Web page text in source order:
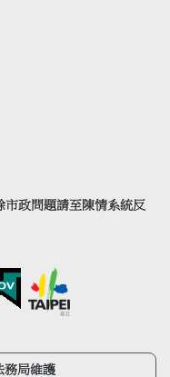
政問題請至陳情系統反
務局維護